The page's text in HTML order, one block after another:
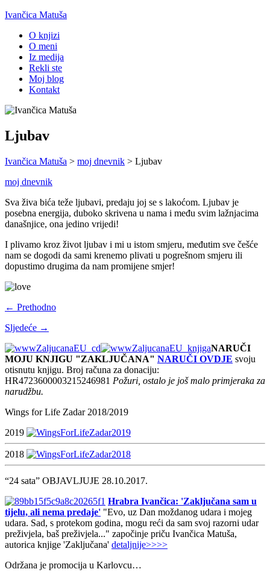
Ivančica Matuša
O knjizi
O meni
Iz medija
Rekli ste
Moj blog
Kontakt
Ljubav
Ivančica Matuša > moj dnevnik > Ljubav
moj dnevnik
Sva živa bića teže ljubavi, predaju joj se s lakoćom. Ljubav je
posebna energija, duboko skrivena u nama i među svim lažnjacima
današnjice, ona jedino vrijedi!
I plivamo kroz život ljubav i mi u istom smjeru, međutim sve češće
nam se dogodi da sami krenemo plivati u pogrešnom smjeru ili
dopustimo drugima da nam promijene smjer!
← Prethodno
Sljedeće →
NARUČI
MOJU KNJIGU "ZAKLJUČANA" NARUČI OVDJE svoju
otisnutu knjigu. Broj računa za donaciju:
HR4723600003215246981 Požuri, ostalo je još malo primjeraka za
narudžbu.
Wings for Life Zadar 2018/2019
2019
2018
“24 sata” OBJAVLJUJE 28.10.2017.
Hrabra Ivančica: 'Zaključana sam u
tijelu, ali nema predaje' "Evo, uz Dan moždanog udara i mojeg
udara. Sad, s protekom godina, mogu reći da sam svoj razorni udar
preživjela, baš preživjela..." započinje priču Ivančica Matuša,
autorica knjige 'Zaključana' detaljnije>>>>
Održana je promocija u Karlovcu…